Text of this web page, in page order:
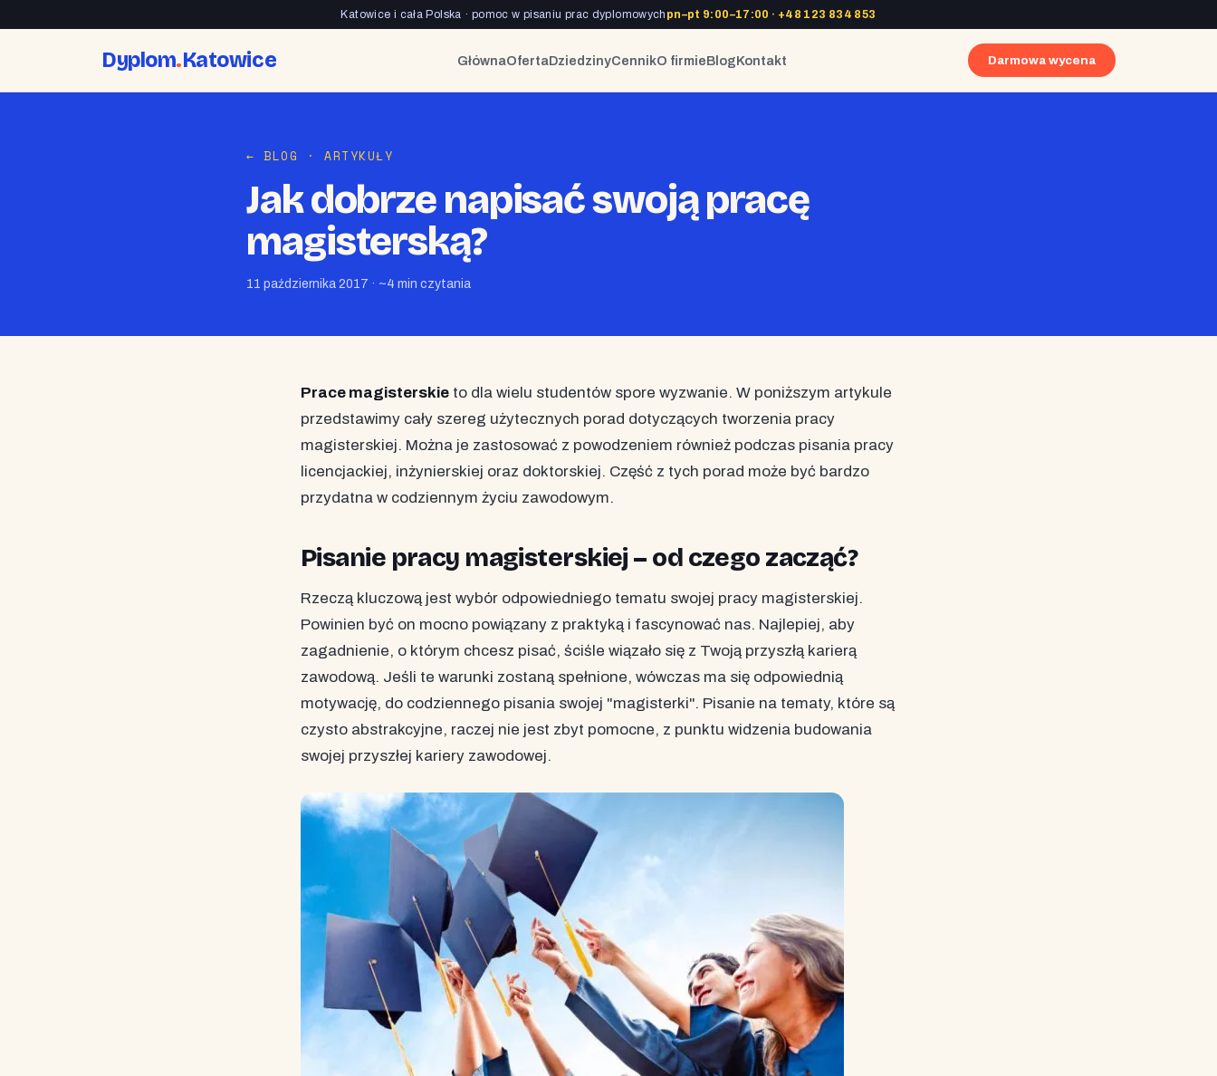
Katowice i cała Polska · pomoc w pisaniu prac dyplomowych pn–pt 9:00–17:00 · +48 123 834 853
Dyplom.Katowice GłównaOfertaDziedzinyCennikO firmieBlogKontakt Darmowa wycena
← BLOG · ARTYKUŁY
Jak dobrze napisać swoją pracę
magisterską?
11 października 2017 · ~4 min czytania
Prace magisterskie to dla wielu studentów spore wyzwanie. W poniższym artykule
przedstawimy cały szereg użytecznych porad dotyczących tworzenia pracy
magisterskiej. Można je zastosować z powodzeniem również podczas pisania pracy
licencjackiej, inżynierskiej oraz doktorskiej. Część z tych porad może być bardzo
przydatna w codziennym życiu zawodowym.
Pisanie pracy magisterskiej – od czego zacząć?
Rzeczą kluczową jest wybór odpowiedniego tematu swojej pracy magisterskiej.
Powinien być on mocno powiązany z praktyką i fascynować nas. Najlepiej, aby
zagadnienie, o którym chcesz pisać, ściśle wiązało się z Twoją przyszłą karierą
zawodową. Jeśli te warunki zostaną spełnione, wówczas ma się odpowiednią
motywację, do codziennego pisania swojej "magisterki". Pisanie na tematy, które są
czysto abstrakcyjne, raczej nie jest zbyt pomocne, z punktu widzenia budowania
swojej przyszłej kariery zawodowej.